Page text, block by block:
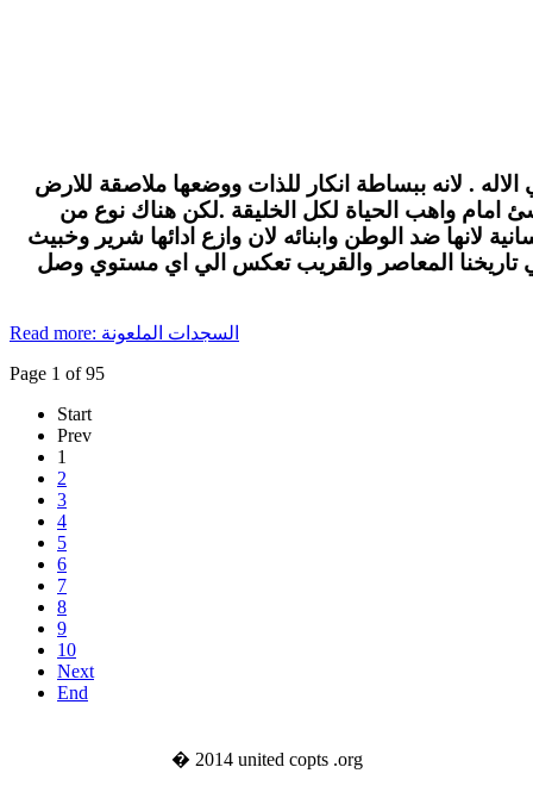
. لانه ببساطة انكار للذات ووضعها ملاصقة للارض
امام واهب الحياة لكل الخليقة .لكن هناك نوع من
لانها ضد الوطن وابنائه لان وازع ادائها شرير وخبيث
تاريخنا المعاصر والقريب تعكس الي اي مستوي وصل
Read more: السجدات الملعونة
Page 1 of 95
Start
Prev
1
2
3
4
5
6
7
8
9
10
Next
End
� 2014 united copts .org